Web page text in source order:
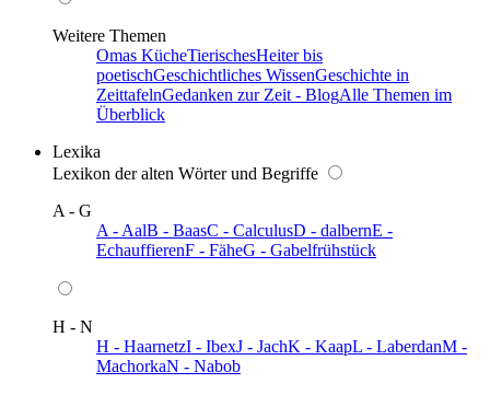
Weitere Themen
Omas KücheTierischesHeiter bis
poetischGeschichtliches WissenGeschichte in
ZeittafelnGedanken zur Zeit - BlogAlle Themen im
Überblick
Lexika
Lexikon der alten Wörter und Begriffe
A - G
A - AalB - BaasC - CalculusD - dalbernE -
EchauffierenF - FäheG - Gabelfrühstück
H - N
H - HaarnetzI - IbexJ - JachK - KaapL - LaberdanM -
MachorkaN - Nabob